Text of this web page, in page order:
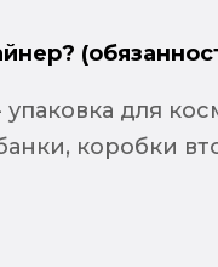
для
коробки